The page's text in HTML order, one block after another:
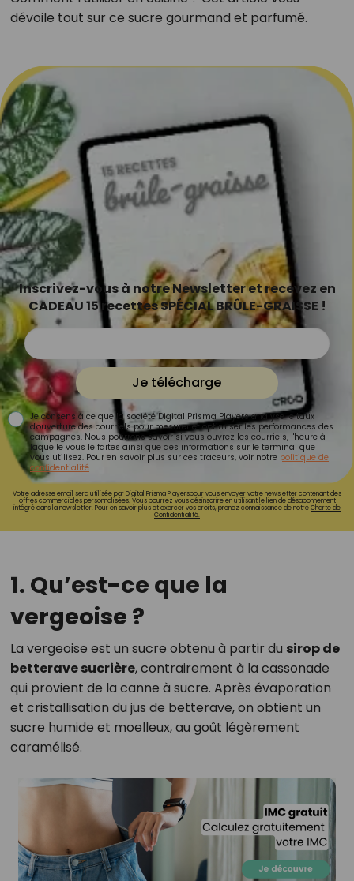
dévoile tout sur ce sucre gourmand et parfumé.
Inscrivez-vous à notre Newsletter et recevez en
CADEAU 15 recettes SPÉCIAL BRÛLE-GRAISSE !
Je télécharge
Je consens à ce que la société Digital Prisma Players analyse le taux
d'ouverture des courriels pour mesurer et optimiser les performances des
campagnes. Nous pourrons savoir si vous ouvrez les courriels, l'heure à
laquelle vous le faites ainsi que des informations sur le terminal que
vous utilisez. Pour en savoir plus sur ces traceurs, voir notre politique de
confidentialité.
Votre adresse email sera utilisée par Digital Prisma Playerspour vous envoyer votre newsletter contenant des
offres commerciales personnalisées. Vous pourrez vous désinscrire en utilisant le lien de désabonnement
intégré dans la newsletter. Pour en savoir plus et exercer vos droits, prenez connaissance de notreCharte de
Confidentialité.
1. Qu’est-ce que la
vergeoise ?
La vergeoise est un sucre obtenu à partir du sirop de
betterave sucrière, contrairement à la cassonade
qui provient de la canne à sucre. Après évaporation
et cristallisation du jus de betterave, on obtient un
sucre humide et moelleux, au goût légèrement
caramélisé.